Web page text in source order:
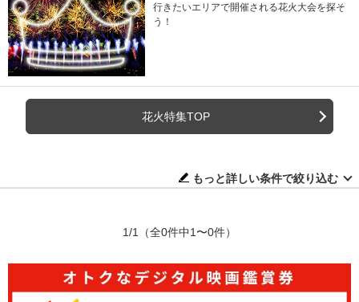
行きたいエリアで開催される花火大会を探そ
う！
花火特集TOP
もっと詳しい条件で絞り込む
1/1 （全0件中1〜0件）